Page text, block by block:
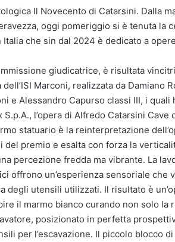
Il Novecento di Catarsini. Dalla
oggi pomeriggio si è tenuta la
Italia che sin dal 2024 è dedicato a
giudicatrice, è risultata
Marconi, realizzata da Damiano
e Alessandro Capurso classi III, i
l’opera di Alfredo Catarsini Cave
statuario è la reinterpretazione
del premio e esalta con forza la
percezione fredda ma vibrante. La
offrono un’esperienza sensoriale che
degli utensili utilizzati. Il risultato è
il marmo bianco curando non solo la
posizionato in perfetta
per l’escavazione. Il piccolo blocco